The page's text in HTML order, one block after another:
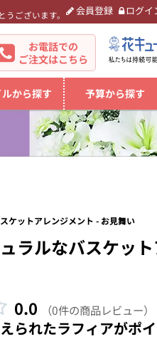
うございます。 会員登録 ログイ
お電話での
ご注文はこちら
から探す 予算から探す
ケットアレンジメント - お見舞い
ラルなバスケッ
0.0 （0件の商品レビュー）
られたラフィアがポ